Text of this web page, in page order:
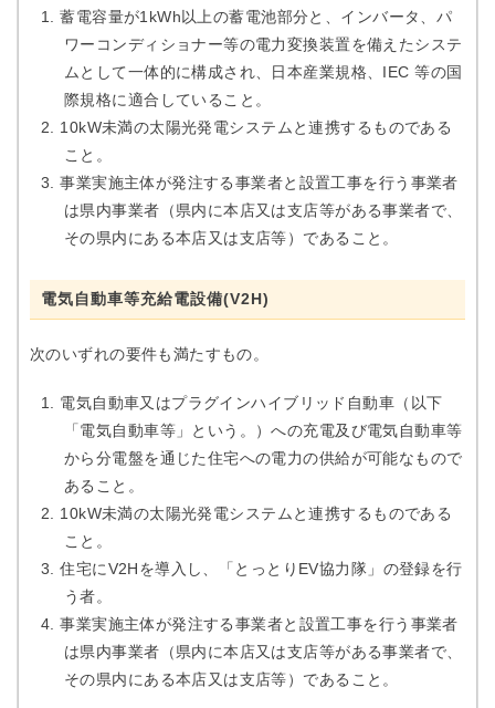
蓄電容量が1kWh以上の蓄電池部分と、インバータ、パ
ワーコンディショナー等の電力変換装置を備えたシステ
ムとして一体的に構成され、日本産業規格、IEC 等の国
際規格に適合していること。
10kW未満の太陽光発電システムと連携するものである
こと。
事業実施主体が発注する事業者と設置工事を行う事業者
は県内事業者（県内に本店又は支店等がある事業者で、
その県内にある本店又は支店等）であること。
電気自動車等充給電設備(V2H)
次のいずれの要件も満たすもの。
電気自動車又はプラグインハイブリッド自動車（以下
「電気自動車等」という。）への充電及び電気自動車等
から分電盤を通じた住宅への電力の供給が可能なもので
あること。
10kW未満の太陽光発電システムと連携するものである
こと。
住宅にV2Hを導入し、「とっとりEV協力隊」の登録を行
う者。
事業実施主体が発注する事業者と設置工事を行う事業者
は県内事業者（県内に本店又は支店等がある事業者で、
その県内にある本店又は支店等）であること。